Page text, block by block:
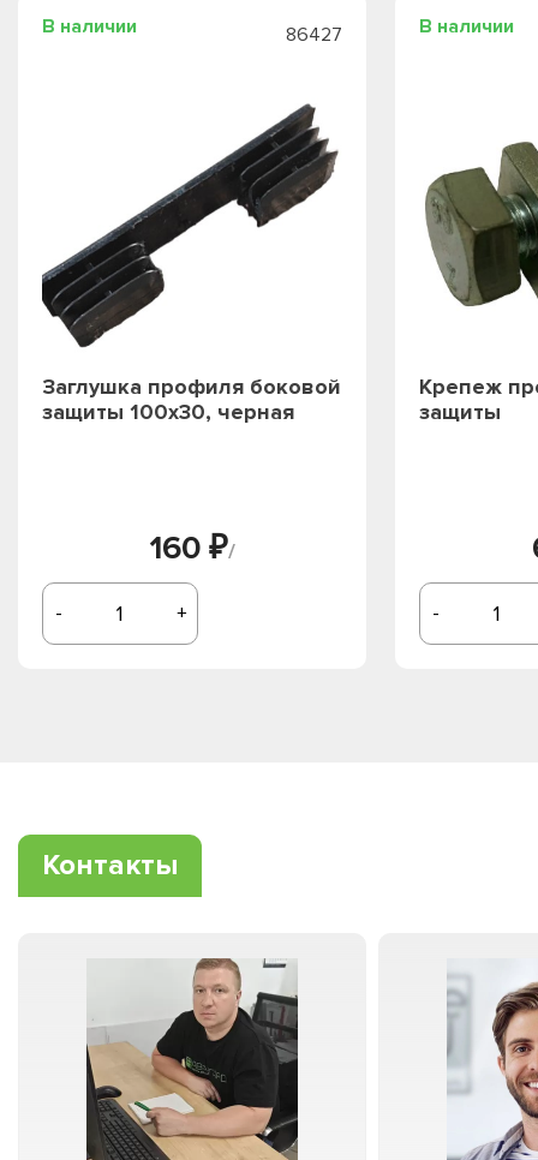
В наличии 86427
Заглушка профиля боковой
защиты 100х30, черная
160 ₽/
- +
В наличии
Крепеж
защиты
-
Контакты